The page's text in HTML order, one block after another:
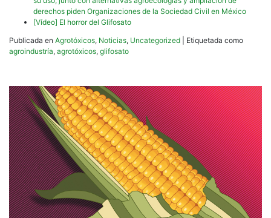
derechos piden Organizaciones de la Sociedad Civil en México
[Vídeo] El horror del Glifosato
Publicada en Agrotóxicos, Noticias, Uncategorized
Etiquetada como
agroindustría, agrotóxicos, glifosato